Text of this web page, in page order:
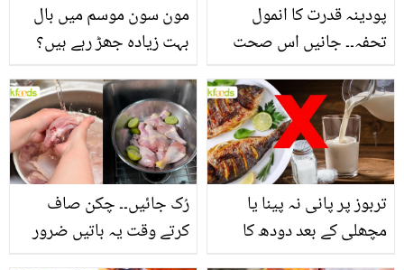
مون سون موسم میں بال
بہت زیادہ جھڑ رہے ہیں؟
بنانے کے چند قدرتی طریقے
پودینہ قدرت کا انمول
تحفہ۔۔ جانیں اس صحت
انگیز طبی فوائد
رُک جائیں۔۔ چکن صاف
کرتے وقت یہ باتیں ضرور
تربوز پر پانی نہ پینا یا
مچھلی کے بعد دودھ کا